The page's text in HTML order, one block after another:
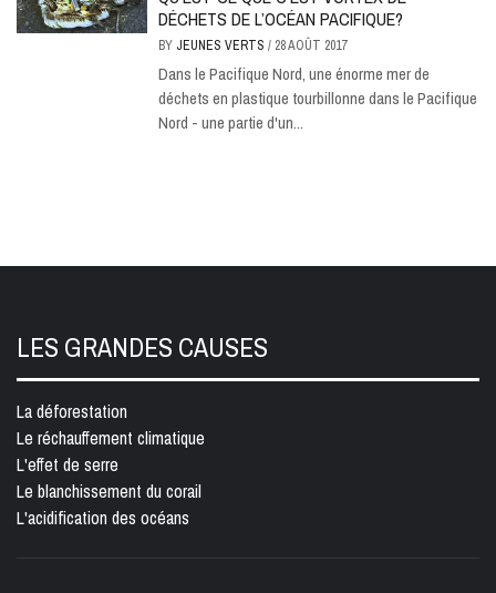
DÉCHETS DE L’OCÉAN PACIFIQUE?
BY JEUNES VERTS/ 28 AOÛT 2017
Dans le Pacifique Nord, une énorme mer de
déchets en plastique tourbillonne dans le Pacifique
Nord - une partie d'un...
LES GRANDES CAUSES
La déforestation
Le réchauffement climatique
L'effet de serre
Le blanchissement du corail
L'acidification des océans